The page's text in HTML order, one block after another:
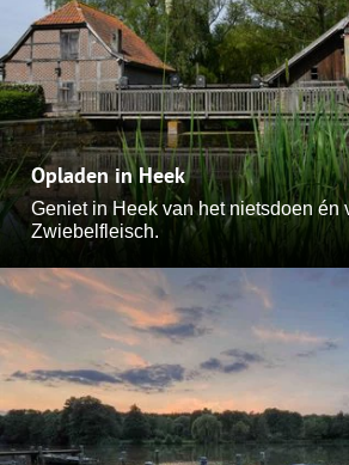
Opladen in Heek
Geniet in Heek van het nietsdoen én
Zwiebelfleisch.